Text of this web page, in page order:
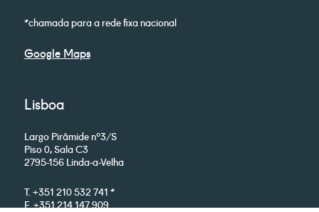
*chamada para a rede fixa nacional
Google Maps
Lisboa
Largo Pirâmide nº3/S
Piso 0, Sala C3
2795-156 Linda-a-Velha
T. +351 210 532 741 *
F. +351 214 147 909